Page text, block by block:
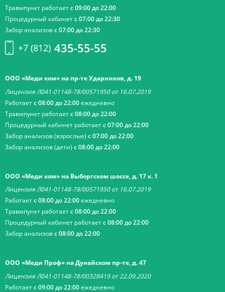
Травмпункт работаетс 09:00 до 22:00
Процедурный кабинетс 07:00 до 22:30
Забор анализовс 07:00 до 22:30
+7 (812) 435-55-55
ООО «Меди ком» на пр-те Ударников, д. 19
Лицензия Л041-01148-78/00571950 от 16.07.2019
Работаетс 08:00 до 22:00ежедневно
Травмпункт работаетс 08:00 до 22:00
Процедурный кабинет работаетс 07:00 до 22:00
Забор анализов (взрослые) с 07:00 до 22:00
Забор анализов (дети) с 08:00 до 22:00
ООО «Меди ком» на Выборгском шоссе, д. 17 к. 1
Лицензия Л041-01148-78/00571950 от 16.07.2019
Работаетс 08:00 до 22:00ежедневно
Травмпункт работаетс 08:00 до 22:00
Процедурный кабинет работаетс 08:00 до 22:00
Забор анализовс 08:00 до 22:00
ООО «Меди Проф» на Дунайском пр-те, д. 47
Лицензия Л041-01148-78/00328419 от 22.09.2020
Работаетс 09:00 до 22:00ежедневно